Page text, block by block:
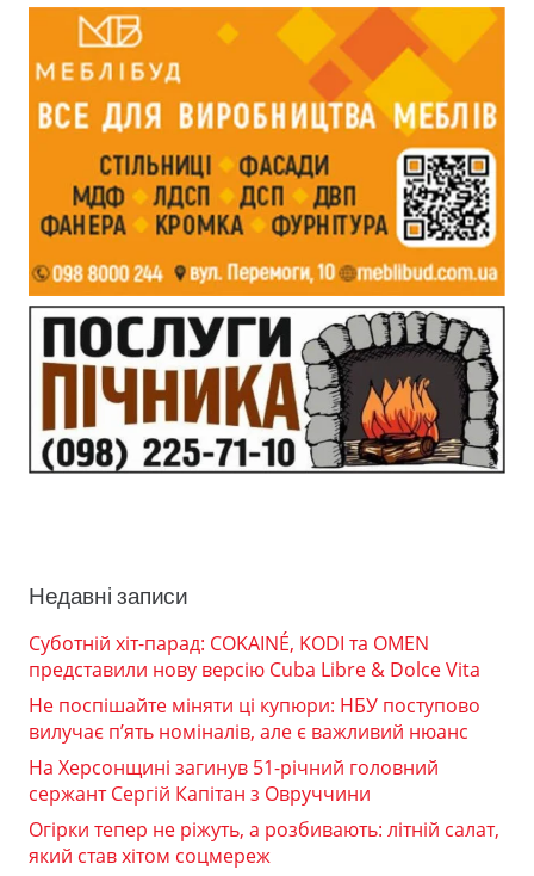
Недавні записи
Суботній хіт-парад: COKAINÉ, KODI та OMEN
представили нову версію Cuba Libre & Dolce Vita
Не поспішайте міняти ці купюри: НБУ поступово
вилучає п’ять номіналів, але є важливий нюанс
На Херсонщині загинув 51-річний головний
сержант Сергій Капітан з Овруччини
Огірки тепер не ріжуть, а розбивають: літній салат,
який став хітом соцмереж